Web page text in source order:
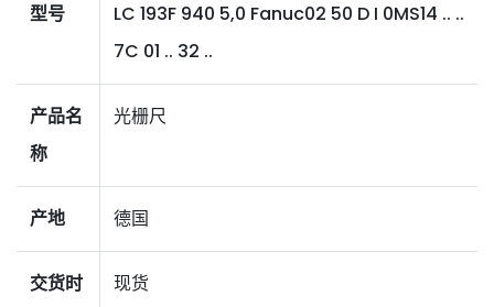
型号
LC 193F 940 5,0 Fanuc02 50 D I 0MS14 .. ..
7C 01 .. 32 ..
产品名
称
光栅尺
产地 德国
交货时
现货